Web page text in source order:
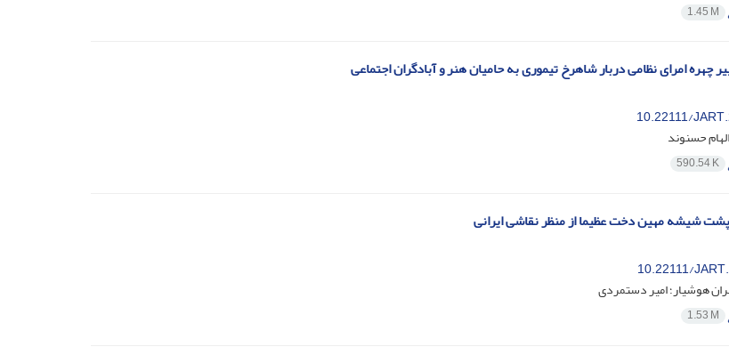
1.45 M
چهره امرای نظامی دربار شاهرخ تیموری به حامیان هنر و آبادگران اجتماعی
10.22111/
حسنوند
590.54 K
شیشه مهین دخت عظیما از منظر نقاشی ایرانی
10.22111/
هوشیار؛ امیر دستمردی
1.53 M